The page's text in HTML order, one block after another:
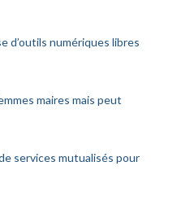
d’outils numériques libres
maires mais peut
services mutualisés pour